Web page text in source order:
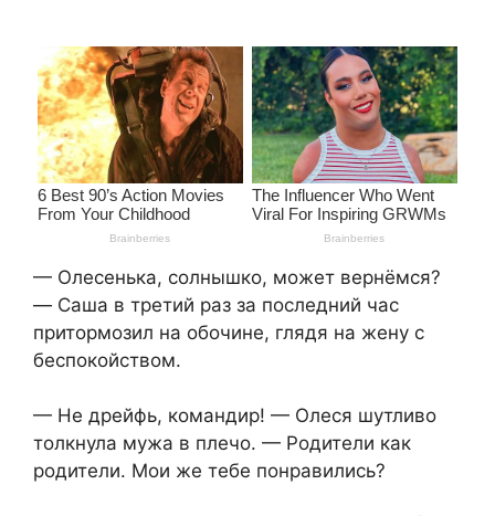
— Олесенька, солнышко, может вернёмся?
— Саша в третий раз за последний час
притормозил на обочине, глядя на жену с
беспокойством.
— Не дрейфь, командир! — Олеся шутливо
толкнула мужа в плечо. — Родители как
родители. Мои же тебе понравились?